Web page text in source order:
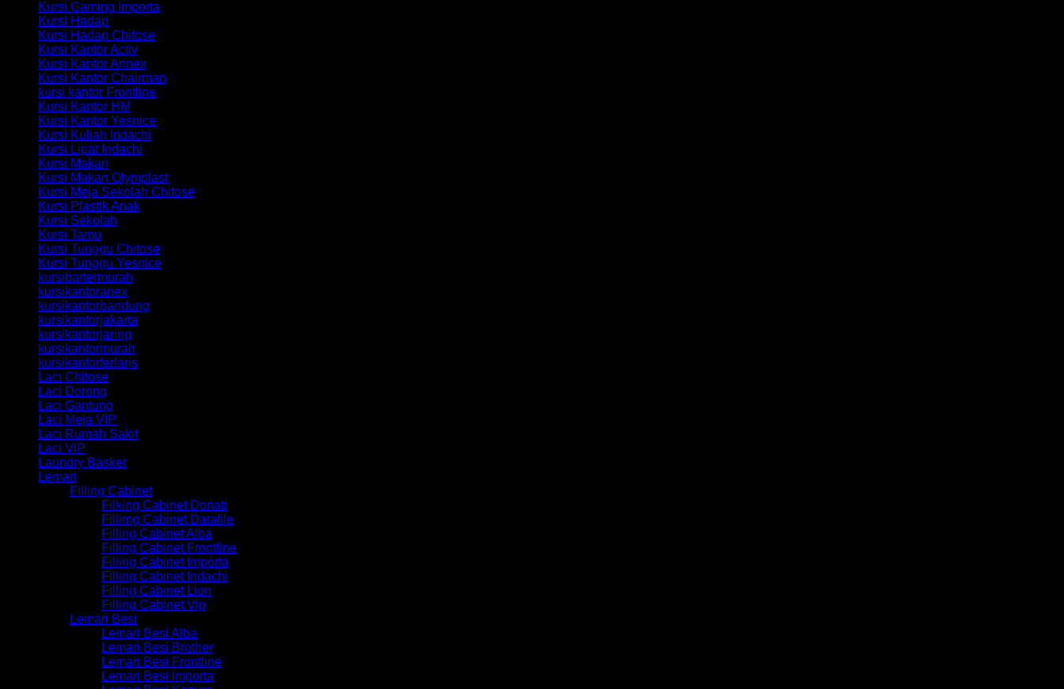
Kursi Gaming Importa
Kursi Hadap
Kursi Hadap Chitose
Kursi Kantor Activ
Kursi Kantor Annex
Kursi Kantor Chairman
kursi kantor Frontline
Kursi Kantor HM
Kursi Kantor Yesnice
Kursi Kuliah Indachi
Kursi Lipat Indachi
Kursi Makan
Kursi Makan Olymplast
Kursi Meja Sekolah Chitose
Kursi Plastik Anak
Kursi Sekolah
Kursi Tamu
Kursi Tunggu Chitose
Kursi Tunggu Yesnice
kursibartermurah
kursikantoranex
kursikantorbandung
kursikantorjakarta
kursikantorjaring
kursikantormurah
kursikantorterlaris
Laci Chitose
Laci Dorong
Laci Gantung
Laci Meja VIP
Laci Rumah Sakit
Laci VIP
Laundry Basket
Lemari
Filling Cabinet
Filking Cabinet Donati
Fillimg Cabinet Datafile
Filling Cabinet Alba
Filling Cabinet Frontline
Filling Cabinet Importa
Filling Cabinet Indachi
Filling Cabinet Lion
Filling Cabinet Vip
Lemari Besi
Lemari Besi Alba
Lemari Besi Brother
Lemari Besi Frontline
Lemari Besi Importa